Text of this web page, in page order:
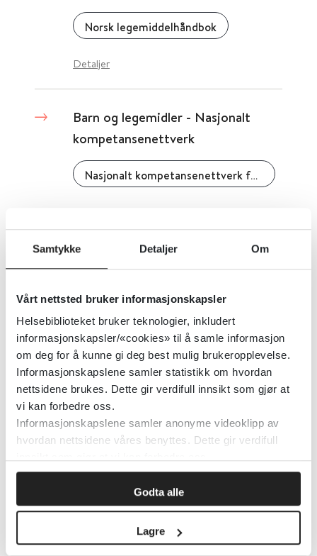
Samtykke Detaljer Om
Vårt nettsted bruker informasjonskapsler
Helsebiblioteket bruker teknologier, inkludert
informasjonskapsler/«cookies» til å samle informasjon
om deg for å kunne gi deg best mulig brukeropplevelse.
Informasjonskapslene samler statistikk om hvordan
nettsidene brukes. Dette gir verdifull innsikt som gjør at
vi kan forbedre oss.
Informasjonskapslene samler anonyme videoklipp av
hvordan nettsidene våres benyttes. Dette gir verdifull
Godta alle
Lagre
Norsk legemiddelhåndbok
Detaljer
Barn og legemidler - Nasjonalt
kompetansenettverk
Nasjonalt kompetansenettverk for legemidler til barn
Bioekvivalens: Orange Book - FDA
Detaljer
Cochrane Complementary
Medicine
Cochrane Library
Cochrane Library